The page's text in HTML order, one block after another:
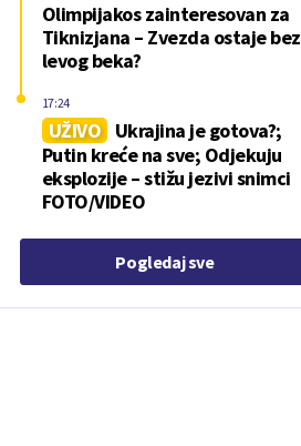
Olimpijakos zainteresovan za
Tiknizjana – Zvezda ostaje bez
levog beka?
UŽIVO
Ukrajina je gotova?;
Putin kreće na sve; Odjekuju
eksplozije – stižu jezivi snimci
FOTO/VIDEO
17:24
Pogledaj sve